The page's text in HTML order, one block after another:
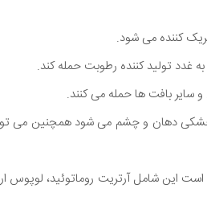
کننده می شود.
تولید کننده رطوبت حمله کند.
بافت ها حمله می کنند.
دهان و چشم می شود همچنین می
این شامل آرتریت روماتوئید،